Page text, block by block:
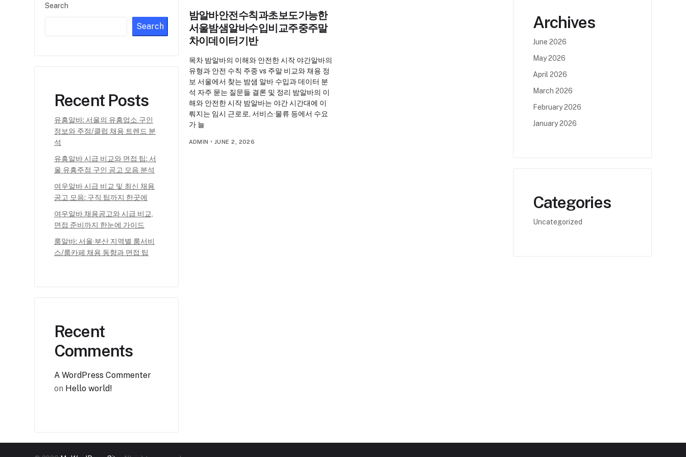
Search
Search
Recent Posts
유흥알바: 서울의 유흥업소 구인
정보와 주점/클럽 채용 트렌드 분
석
유흥알바 시급 비교와 면접 팁: 서
울 유흥주점 구인 공고 모음 분석
여우알바 시급 비교 및 최신 채용
공고 모음: 구직 팁까지 한곳에
여우알바 채용공고와 시급 비교,
면접 준비까지 한눈에 가이드
룸알바: 서울·부산 지역별 룸서비
스/룸카페 채용 동향과 면접 팁
Recent
Comments
A WordPress Commenter
on Hello world!
밤알바안전수칙과초보도가능한
서울밤샘알바수입비교주중주말
차이데이터기반
목차 밤알바의 이해와 안전한 시작 야간알바의
유형과 안전 수칙 주중 vs 주말 비교와 채용 정
보 서울에서 찾는 밤샘 알바 수입과 데이터 분
석 자주 묻는 질문들 결론 및 정리 밤알바의 이
해와 안전한 시작 밤알바는 야간 시간대에 이
뤄지는 임시 근로로, 서비스·물류 등에서 수요
가 늘
ADMIN • JUNE 2, 2026
Archives
June 2026
May 2026
April 2026
March 2026
February 2026
January 2026
Categories
Uncategorized